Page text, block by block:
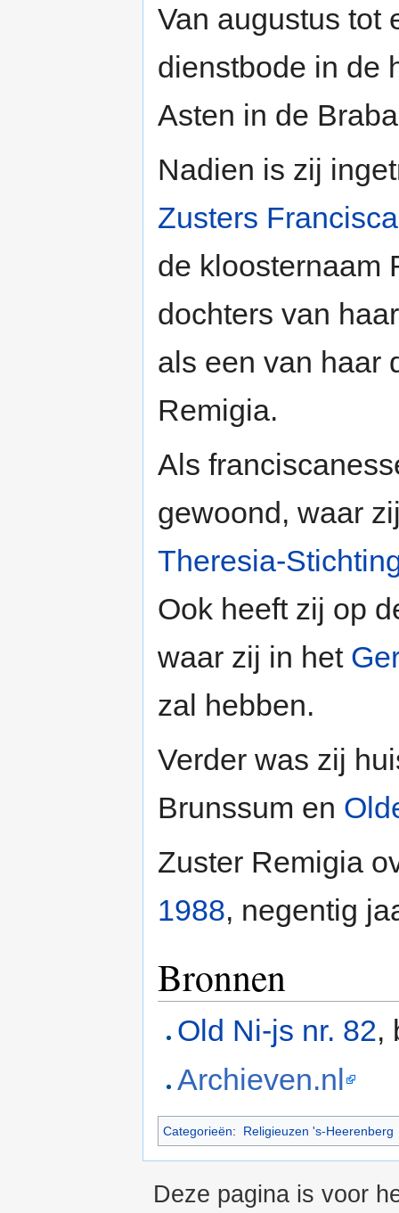
Van augustus tot
dienstbode in de
Asten in de
Nadien is zij
Zusters
de kloosternaam
dochters van
als een van haar
Remigia.
Als
gewoond, waar
Theresia-
Ook heeft zij op
waar zij in het
zal hebben.
Verder was zij
Brunssum en
Zuster Remigia
1988, negentig
Bronnen
Old Ni-js nr. 82,
Archieven.nl
Categorieën: Religieuzen 's-Heerenberg
Deze pagina is voor